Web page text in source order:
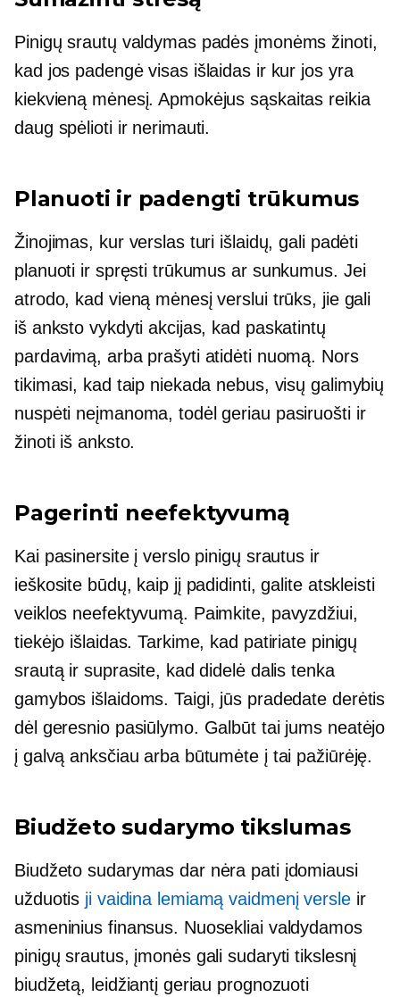
Pinigų srautų valdymas padės įmonėms žinoti,
kad jos padengė visas išlaidas ir kur jos yra
kiekvieną mėnesį. Apmokėjus sąskaitas reikia
daug spėlioti ir nerimauti.
Planuoti ir padengti trūkumus
Žinojimas, kur verslas turi išlaidų, gali padėti
planuoti ir spręsti trūkumus ar sunkumus. Jei
atrodo, kad vieną mėnesį verslui trūks, jie gali
iš anksto vykdyti akcijas, kad paskatintų
pardavimą, arba prašyti atidėti nuomą. Nors
tikimasi, kad taip niekada nebus, visų galimybių
nuspėti neįmanoma, todėl geriau pasiruošti ir
žinoti iš anksto.
Pagerinti neefektyvumą
Kai pasinersite į verslo pinigų srautus ir
ieškosite būdų, kaip jį padidinti, galite atskleisti
veiklos neefektyvumą. Paimkite, pavyzdžiui,
tiekėjo išlaidas. Tarkime, kad patiriate pinigų
srautą ir suprasite, kad didelė dalis tenka
gamybos išlaidoms. Taigi, jūs pradedate derėtis
dėl geresnio pasiūlymo. Galbūt tai jums neatėjo
į galvą anksčiau arba būtumėte į tai pažiūrėję.
Biudžeto sudarymo tikslumas
Biudžeto sudarymas dar nėra pati įdomiausi
užduotis ji vaidina lemiamą vaidmenį versleir
asmeninius finansus. Nuosekliai valdydamos
pinigų srautus, įmonės gali sudaryti tikslesnį
biudžetą, leidžiantį geriau prognozuoti